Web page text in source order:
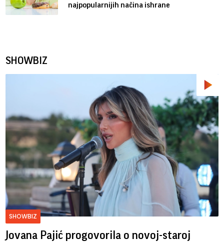
najpopularnijih načina ishrane
SHOWBIZ
SHOWBIZ
Jovana Pajić progovorila o novoj-staroj